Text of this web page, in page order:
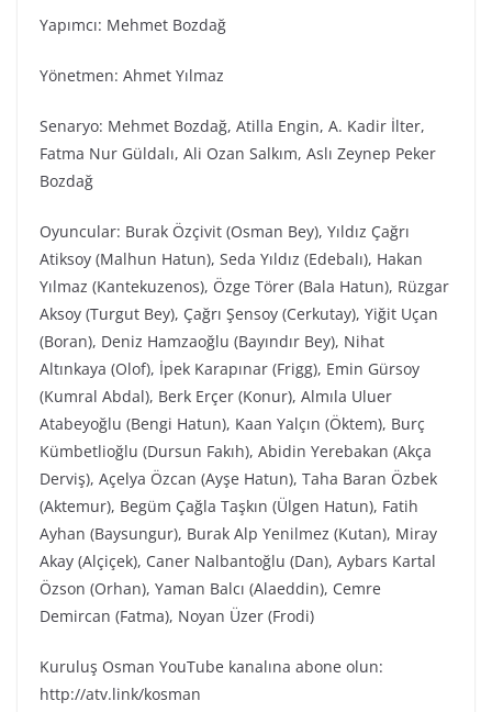
Yapımcı: Mehmet Bozdağ
Yönetmen: Ahmet Yılmaz
Senaryo: Mehmet Bozdağ, Atilla Engin, A. Kadir İlter,
Fatma Nur Güldalı, Ali Ozan Salkım, Aslı Zeynep Peker
Bozdağ
Oyuncular: Burak Özçivit (Osman Bey), Yıldız Çağrı
Atiksoy (Malhun Hatun), Seda Yıldız (Edebalı), Hakan
Yılmaz (Kantekuzenos), Özge Törer (Bala Hatun), Rüzgar
Aksoy (Turgut Bey), Çağrı Şensoy (Cerkutay), Yiğit Uçan
(Boran), Deniz Hamzaoğlu (Bayındır Bey), Nihat
Altınkaya (Olof), İpek Karapınar (Frigg), Emin Gürsoy
(Kumral Abdal), Berk Erçer (Konur), Almıla Uluer
Atabeyoğlu (Bengi Hatun), Kaan Yalçın (Öktem), Burç
Kümbetlioğlu (Dursun Fakıh), Abidin Yerebakan (Akça
Derviş), Açelya Özcan (Ayşe Hatun), Taha Baran Özbek
(Aktemur), Begüm Çağla Taşkın (Ülgen Hatun), Fatih
Ayhan (Baysungur), Burak Alp Yenilmez (Kutan), Miray
Akay (Alçiçek), Caner Nalbantoğlu (Dan), Aybars Kartal
Özson (Orhan), Yaman Balcı (Alaeddin), Cemre
Demircan (Fatma), Noyan Üzer (Frodi)
Kuruluş Osman YouTube kanalına abone olun:
http://atv.link/kosman